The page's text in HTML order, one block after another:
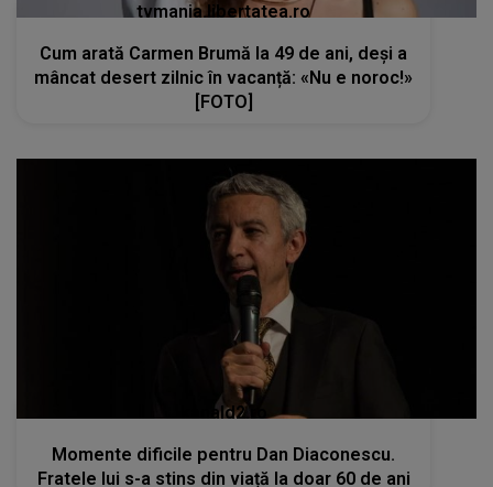
tvmania.libertatea.ro
Cum arată Carmen Brumă la 49 de ani, deși a
mâncat desert zilnic în vacanță: «Nu e noroc!»
[FOTO]
kanald2.ro
Momente dificile pentru Dan Diaconescu.
Fratele lui s-a stins din viață la doar 60 de ani